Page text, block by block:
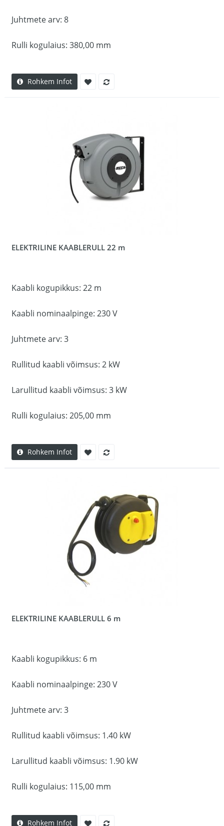
Juhtmete arv: 8
Rulli kogulaius: 380,00 mm
Rohkem Infot
ELEKTRILINE KAABLERULL 22 m
Kaabli kogupikkus: 22 m
Kaabli nominaalpinge: 230 V
Juhtmete arv: 3
Rullitud kaabli võimsus: 2 kW
Larullitud kaabli võimsus: 3 kW
Rulli kogulaius: 205,00 mm
Rohkem Infot
ELEKTRILINE KAABLERULL 6 m
Kaabli kogupikkus: 6 m
Kaabli nominaalpinge: 230 V
Juhtmete arv: 3
Rullitud kaabli võimsus: 1.40 kW
Larullitud kaabli võimsus: 1.90 kW
Rulli kogulaius: 115,00 mm
Rohkem Infot